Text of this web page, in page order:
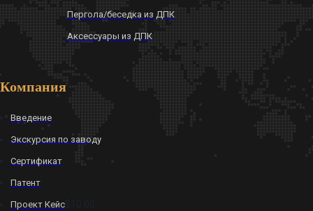
Пергола/беседка из ДПК
Аксессуары из ДПК
Компания
Введение
Экскурсия по заводу
Сертификат
Патент
Проект Кейс$10.00